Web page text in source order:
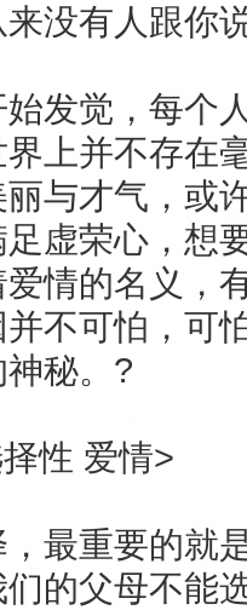
没有人跟你
发觉，每个
界上并不存在
与才气，或
虚荣心，想
情的名义，
不可怕，可
秘。?
性 爱情>
最重要的就
的父母不能